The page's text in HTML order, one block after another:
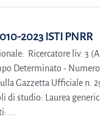
2023 ISTI PNRR
Ricercatore liv. 3
Determinato -
Gazzetta Ufficiale n.
di studio: Laurea
...